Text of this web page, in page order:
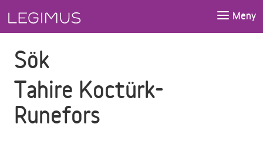
Meny
Sök
Tahire Koctürk-
Runefors